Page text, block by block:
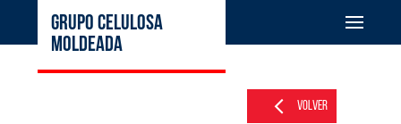
GRUPO CELULOSA
MOLDEADA
Volver